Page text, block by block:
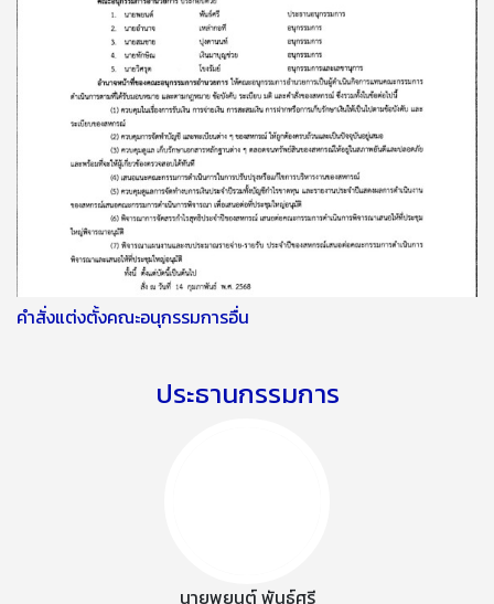
คำสั่งแต่งตั้งคณะอนุกรรมการอื่น
ประธานกรรมการ
นายพยนต์ พันธ์ศรี